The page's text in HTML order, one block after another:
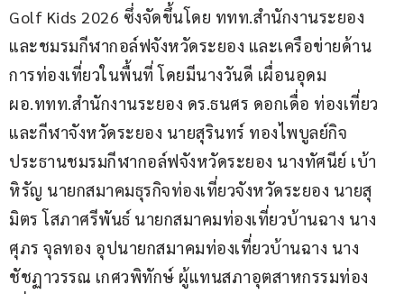
Golf Kids 2026 ซึ่งจัดขึ้นโดย ททท.สำนักงานระยอง
และชมรมกีฬากอล์ฟจังหวัดระยอง และเครือข่ายด้าน
การท่องเที่ยวในพื้นที่ โดยมีนางวันดี เผื่อนอุดม
ผอ.ททท.สำนักงานระยอง ดร.ธนศร ดอกเดื่อ ท่องเที่ยว
และกีฬาจังหวัดระยอง นายสุรินทร์ ทองไพบูลย์กิจ
ประธานชมรมกีฬากอล์ฟจังหวัดระยอง นางทัศนีย์ เบ้า
หิรัญ นายกสมาคมธุรกิจท่องเที่ยวจังหวัดระยอง นายสุ
มิตร โสภาศรีพันธ์ นายกสมาคมท่องเที่ยวบ้านฉาง นาง
ศุภร จุลทอง อุปนายกสมาคมท่องเที่ยวบ้านฉาง นาง
ชัชฏาวรรณ เกศวพิทักษ์ ผู้แทนสภาอุตสาหกรรมท่อง